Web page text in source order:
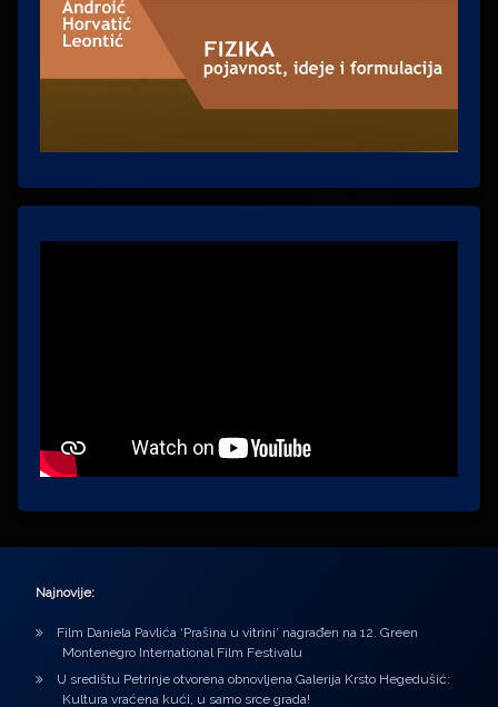
Najnovije:
Film Daniela Pavlića ‘Prašina u vitrini’ nagrađen na 12. Green
Montenegro International Film Festivalu
U središtu Petrinje otvorena obnovljena Galerija Krsto Hegedušić:
Kultura vraćena kući, u samo srce grada!